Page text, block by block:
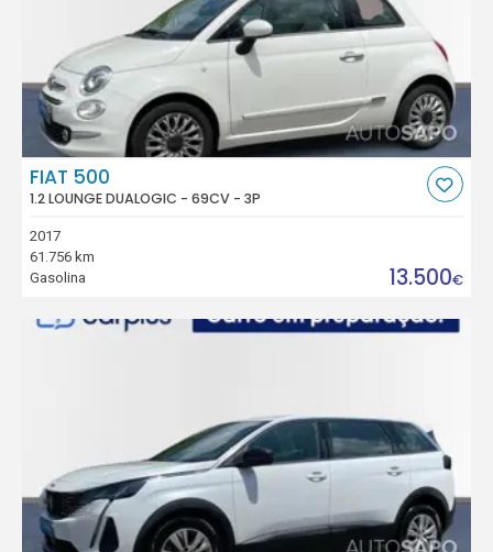
FIAT 500
1.2 LOUNGE DUALOGIC - 69CV - 3P
2017
61.756 km
Gasolina
13.500€